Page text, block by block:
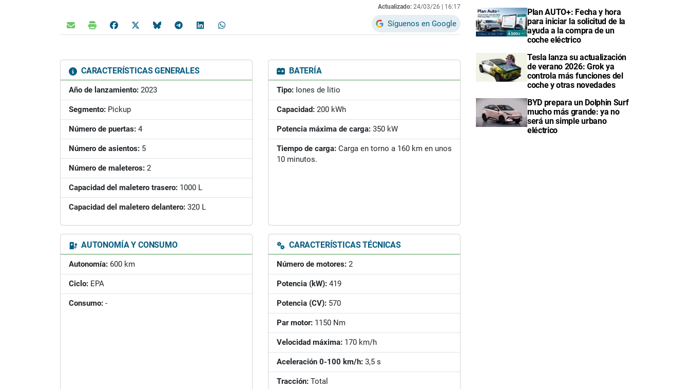
Actualizado: 24/03/26 | 16:17
Síguenos en Google
CARACTERÍSTICAS GENERALES
Año de lanzamiento: 2023
Segmento: Pickup
Número de puertas: 4
Número de asientos: 5
Número de maleteros: 2
Capacidad del maletero trasero: 1000 L
Capacidad del maletero delantero: 320 L
BATERÍA
Tipo: Iones de litio
Capacidad: 200 kWh
Potencia máxima de carga: 350 kW
Tiempo de carga: Carga en torno a 160 km en unos
10 minutos.
AUTONOMÍA Y CONSUMO
Autonomía: 600 km
Ciclo: EPA
Consumo: -
CARACTERÍSTICAS TÉCNICAS
Número de motores: 2
Potencia (kW): 419
Potencia (CV): 570
Par motor: 1150 Nm
Velocidad máxima: 170 km/h
Aceleración 0-100 km/h: 3,5 s
Tracción: Total
Plan AUTO+: Fecha y hora
para iniciar la solicitud de la
ayuda a la compra de un
coche eléctrico
Tesla lanza su actualización
de verano 2026: Grok ya
controla más funciones del
coche y otras novedades
BYD prepara un Dolphin Surf
mucho más grande: ya no
será un simple urbano
eléctrico